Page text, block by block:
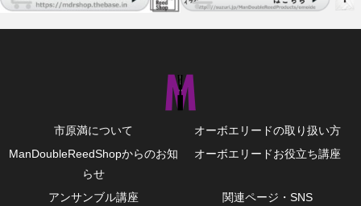
市原満について
オーボエリードの取り扱い方
ManDoubleReedShopからのお知
らせ
オーボエリードお役立ち講座
アンサンブル講座 関連ページ・SNS